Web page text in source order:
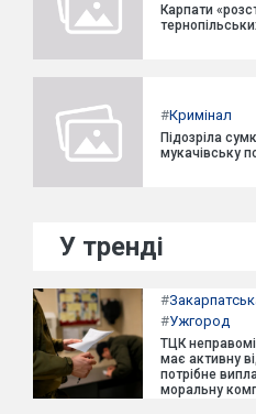
Карпати
#Кримінал
Підозріла
мукачівську
У тренді
#
#Ужгород
ТЦК
має активну
потрібне
моральну